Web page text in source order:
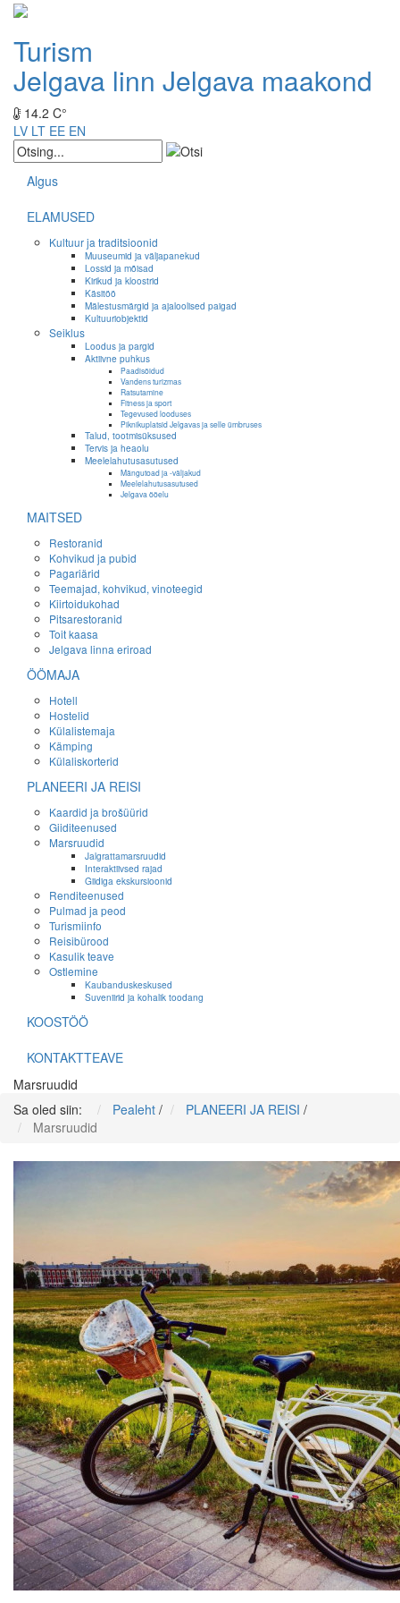
Turism
Jelgava linn Jelgava maakond
14.2 C°
LV LT EE EN
Algus
ELAMUSED
Kultuur ja traditsioonid
Muuseumid ja väljapanekud
Lossid ja mõisad
Kirikud ja kloostrid
Käsitöö
Mälestusmärgid ja ajaloolised paigad
Kultuuriobjektid
Seiklus
Loodus ja pargid
Aktiivne puhkus
Paadisõidud
Vandens turizmas
Ratsutamine
Fitness ja sport
Tegevused looduses
Piknikuplatsid Jelgavas ja selle ümbruses
Talud, tootmisüksused
Tervis ja heaolu
Meelelahutusasutused
Mängutoad ja -väljakud
Meelelahutusasutused
Jelgava ööelu
MAITSED
Restoranid
Kohvikud ja pubid
Pagariärid
Teemajad, kohvikud, vinoteegid
Kiirtoidukohad
Pitsarestoranid
Toit kaasa
Jelgava linna eriroad
ÖÖMAJA
Hotell
Hostelid
Külalistemaja
Kämping
Külaliskorterid
PLANEERI JA REISI
Kaardid ja brošüürid
Giiditeenused
Marsruudid
Jalgrattamarsruudid
Interaktiivsed rajad
Giidiga ekskursioonid
Renditeenused
Pulmad ja peod
Turismiinfo
Reisibürood
Kasulik teave
Ostlemine
Kaubanduskeskused
Suveniirid ja kohalik toodang
KOOSTÖÖ
KONTAKTTEAVE
Marsruudid
Sa oled siin:
Pealeht / PLANEERI JA REISI /
Marsruudid